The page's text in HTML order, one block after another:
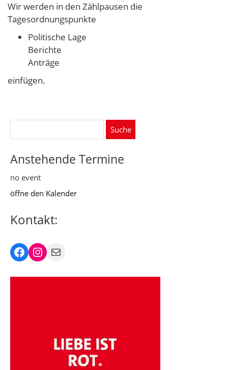
Wir werden in den Zählpausen die
Tagesordnungspunkte
Politische Lage
Berichte
Anträge
einfügen.
Anstehende Termine
no event
öffne den Kalender
Kontakt:
Facebook
Instagram
Mail